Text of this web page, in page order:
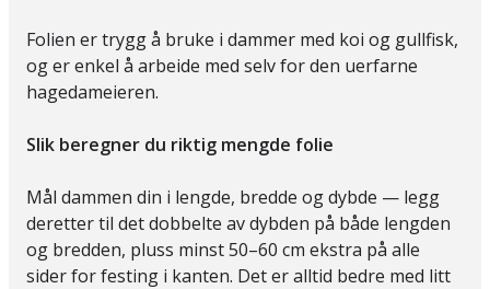
Folien er trygg å bruke i dammer med koi og gullfisk,
og er enkel å arbeide med selv for den uerfarne
hagedameieren.
Slik beregner du riktig mengde folie
Mål dammen din i lengde, bredde og dybde — legg
deretter til det dobbelte av dybden på både lengden
og bredden, pluss minst 50–60 cm ekstra på alle
sider for festing i kanten. Det er alltid bedre med litt